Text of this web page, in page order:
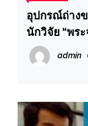
อุปกรณ์ถ่าง
นักวิจัย “พร
admin